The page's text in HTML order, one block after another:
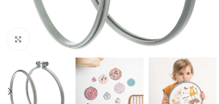
Klik om te vergroten